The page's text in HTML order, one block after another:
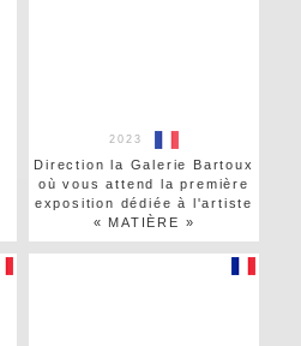
2023
Direction la Galerie Bartoux
où vous attend la première
exposition dédiée à l'artiste
« MATIÈRE »